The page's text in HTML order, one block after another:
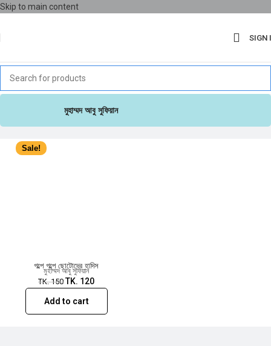
Skip to main content
SIGN
মুহাম্মদ আবু সুফিয়ান
Sale!
গল্পে গল্পে ছোটোদের হাদিস
মুহাম্মদ আবু সুফিয়ান
TK.150 TK. 120
Add to cart